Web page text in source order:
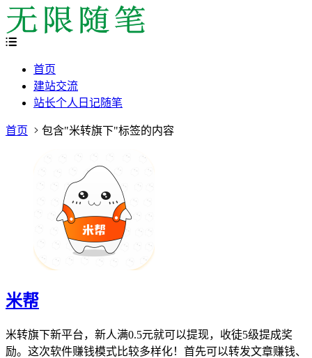
首页
建站交流
站长个人日记随笔
首页 包含"米转旗下"标签的内容
米帮
米转旗下新平台，新人满0.5元就可以提现，收徒5级提成奖
励。这次软件赚钱模式比较多样化！首先可以转发文章赚钱、